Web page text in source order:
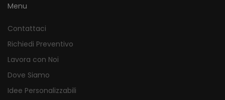
Menu
Contattaci
Richiedi Preventivo
Lavora con Noi
Dove Siamo
Idee Personalizzabili